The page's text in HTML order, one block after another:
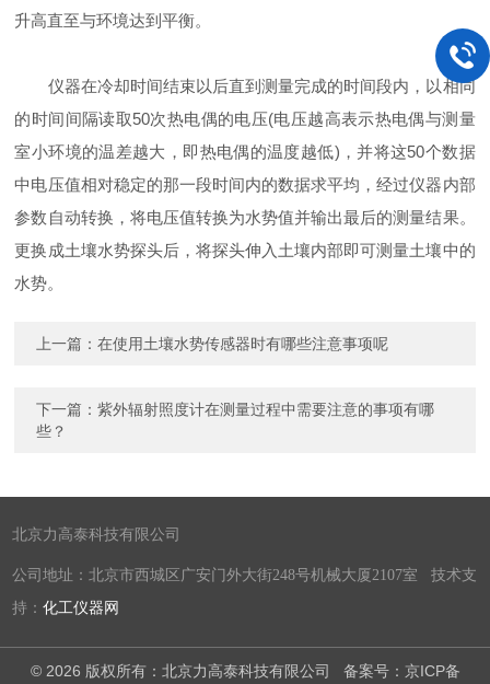
升高直至与环境达到平衡。
仪器在冷却时间结束以后直到测量完成的时间段内，以相同
的时间间隔读取50次热电偶的电压(电压越高表示热电偶与测量
室小环境的温差越大，即热电偶的温度越低)，并将这50个数据
中电压值相对稳定的那一段时间内的数据求平均，经过仪器内部
参数自动转换，将电压值转换为水势值并输出最后的测量结果。
更换成土壤水势探头后，将探头伸入土壤内部即可测量土壤中的
水势。
上一篇：在使用土壤水势传感器时有哪些注意事项呢
下一篇：紫外辐射照度计在测量过程中需要注意的事项有哪
些？
北京力高泰科技有限公司
公司地址：北京市西城区广安门外大街248号机械大厦2107室 技术支
持：化工仪器网
© 2026 版权所有：北京力高泰科技有限公司 备案号：京ICP备